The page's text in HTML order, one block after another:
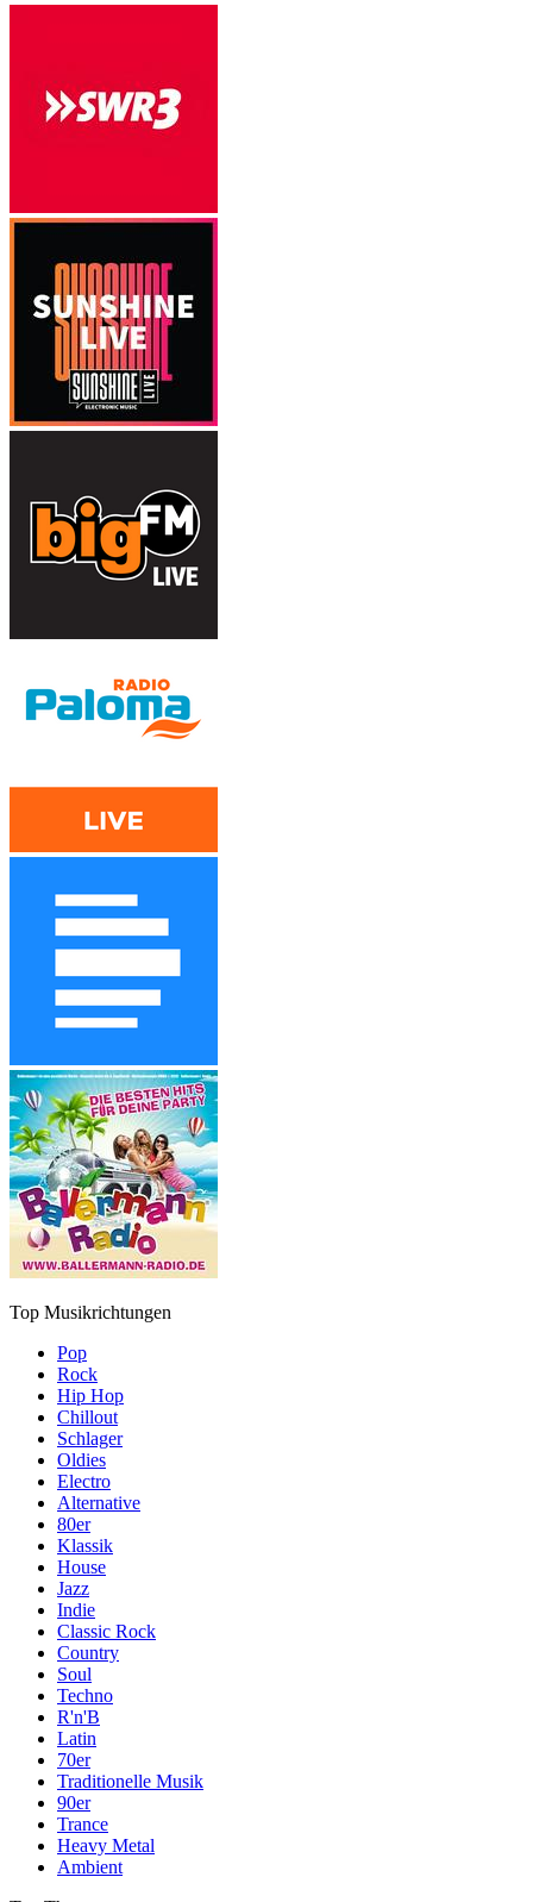
Top Musikrichtungen
Pop
Rock
Hip Hop
Chillout
Schlager
Oldies
Electro
Alternative
80er
Klassik
House
Jazz
Indie
Classic Rock
Country
Soul
Techno
R'n'B
Latin
70er
Traditionelle Musik
90er
Trance
Heavy Metal
Ambient